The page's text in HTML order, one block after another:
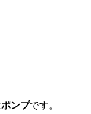
ポンプです。